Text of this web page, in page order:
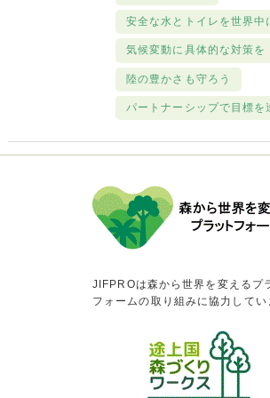
安全な水とトイレを世界中
気候変動に具体的な対策を
陸の豊かさも守ろう
パートナーシップで目標を
JIFPROは森から世界を変えるプ
フォームの取り組みに協力してい